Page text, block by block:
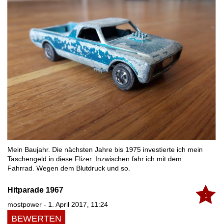
Mein Baujahr. Die nächsten Jahre bis 1975 investierte ich mein
Taschengeld in diese Flizer. Inzwischen fahr ich mit dem
Fahrrad. Wegen dem Blutdruck und so.
1
Hitparade 1967
mostpower - 1. April 2017, 11:24
BEWERTEN